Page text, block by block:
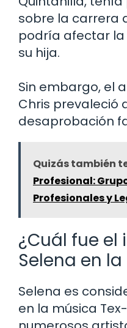
sobre la carrera
podría afectar
su hija.
Sin embargo, el
Chris prevaleció
desaprobación
Quizás también
Profesional:
Profesionales y
¿Cuál fue
Selena en
Selena es
en la música